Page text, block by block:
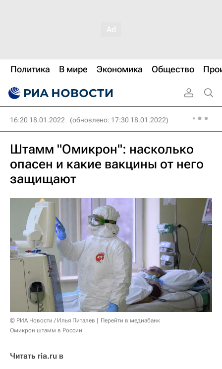
Политика В мире Экономика Общество
16:20 18.01.2022 (обновлено: 17:30 18.01.2022)
Штамм "Омикрон": насколько
опасен и какие вакцины от него
защищают
© РИА Новости / Илья Питалев
Перейти в медиабанк
Омикрон штамм в России
Читать ria.ru в